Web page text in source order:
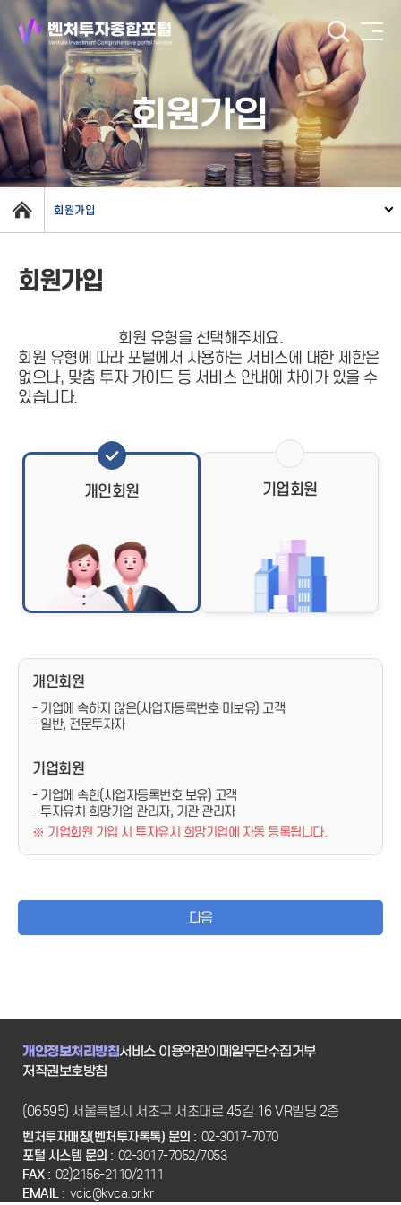
회원가입
회원가입
회원가입
회원 유형을 선택해주세요.
회원 유형에 따라 포털에서 사용하는 서비스에 대한 제한은
없으나, 맞춤 투자 가이드 등 서비스 안내에 차이가 있을 수
있습니다.
개인회원 기업회원
개인회원
- 기업에 속하지 않은(사업자등록번호 미보유) 고객
- 일반, 전문투자자
기업회원
- 기업에 속한(사업자등록번호 보유) 고객
- 투자유치 희망기업 관리자, 기관 관리자
※ 기업회원 가입 시 투자유치 희망기업에 자동 등록됩니다.
다음
개인정보처리방침서비스 이용약관이메일무단수집거부
저작권보호방침
(06595) 서울특별시 서초구 서초대로 45길 16 VR빌딩 2층
벤처투자매칭(벤처투자톡톡) 문의 : 02-3017-7070
포털 시스템 문의 : 02-3017-7052/7053
FAX : 02)2156-2110/2111
EMAIL : vcic@kvca.or.kr